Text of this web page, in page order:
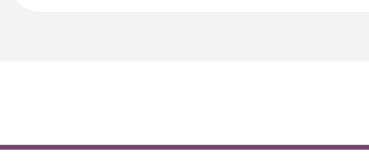
Ürün açıklamasında eksik bilgiler bulunuyor.